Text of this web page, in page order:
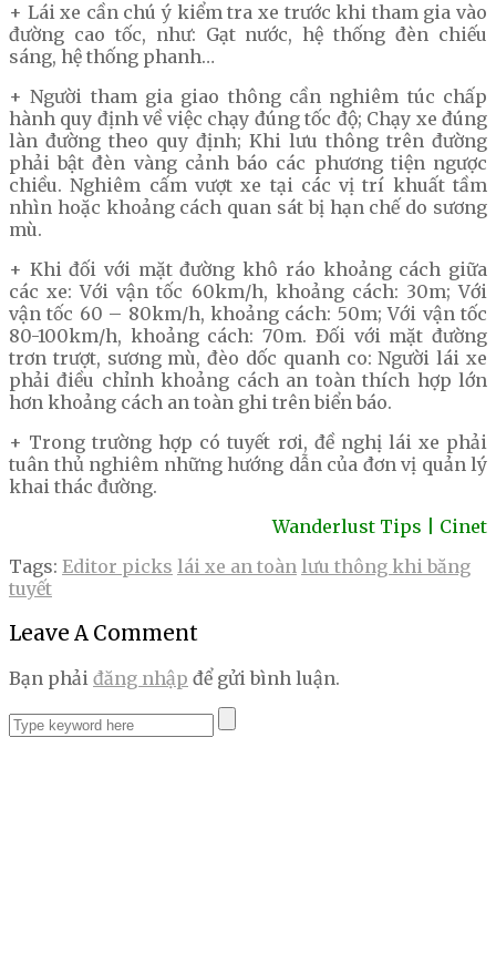
+ Lái xe cần chú ý kiểm tra xe trước khi tham gia vào
đường cao tốc, như: Gạt nước, hệ thống đèn chiếu
sáng, hệ thống phanh…
+ Người tham gia giao thông cần nghiêm túc chấp
hành quy định về việc chạy đúng tốc độ; Chạy xe đúng
làn đường theo quy định; Khi lưu thông trên đường
phải bật đèn vàng cảnh báo các phương tiện ngược
chiều. Nghiêm cấm vượt xe tại các vị trí khuất tầm
nhìn hoặc khoảng cách quan sát bị hạn chế do sương
mù.
+ Khi đối với mặt đường khô ráo khoảng cách giữa
các xe: Với vận tốc 60km/h, khoảng cách: 30m; Với
vận tốc 60 – 80km/h, khoảng cách: 50m; Với vận tốc
80-100km/h, khoảng cách: 70m. Đối với mặt đường
trơn trượt, sương mù, đèo dốc quanh co: Người lái xe
phải điều chỉnh khoảng cách an toàn thích hợp lớn
hơn khoảng cách an toàn ghi trên biển báo.
+ Trong trường hợp có tuyết rơi, đề nghị lái xe phải
tuân thủ nghiêm những hướng dẫn của đơn vị quản lý
khai thác đường.
Wanderlust Tips | Cinet
Tags: Editor picks lái xe an toàn lưu thông khi băng
tuyết
Leave A Comment
Bạn phải đăng nhập để gửi bình luận.